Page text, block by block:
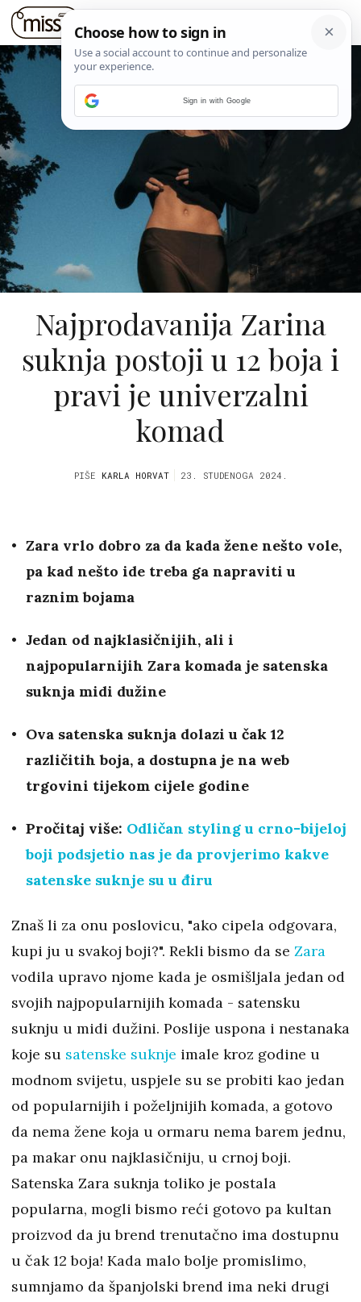
Najprodavanija Zarina
suknja postoji u 12 boja i
pravi je univerzalni
komad
PIŠE KARLA HORVAT 23. STUDENOGA 2024.
Zara vrlo dobro za da kada žene nešto vole,
pa kad nešto ide treba ga napraviti u
raznim bojama
Jedan od najklasičnijih, ali i
najpopularnijih Zara komada je satenska
suknja midi dužine
Ova satenska suknja dolazi u čak 12
različitih boja, a dostupna je na web
trgovini tijekom cijele godine
Pročitaj više: Odličan styling u crno-bijeloj
boji podsjetio nas je da provjerimo kakve
satenske suknje su u điru
Znaš li za onu poslovicu, "ako cipela odgovara,
kupi ju u svakoj boji?". Rekli bismo da se Zara
vodila upravo njome kada je osmišljala jedan od
svojih najpopularnijih komada - satensku
suknju u midi dužini. Poslije uspona i nestanaka
koje su satenske suknje imale kroz godine u
modnom svijetu, uspjele su se probiti kao jedan
od popularnijih i poželjnijih komada, a gotovo
da nema žene koja u ormaru nema barem jednu,
pa makar onu najklasičniju, u crnoj boji.
Satenska Zara suknja toliko je postala
popularna, mogli bismo reći gotovo pa kultan
proizvod da ju brend trenutačno ima dostupnu
u čak 12 boja! Kada malo bolje promislimo,
sumnjamo da španjolski brend ima neki drugi
Sign in with Google